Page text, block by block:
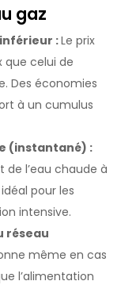
gaz
:Le prix
que celui de
Des économies
à un cumulus
(instantané) :
de l’eau chaude à
pour les
intensive.
réseau
même en cas
l’alimentation